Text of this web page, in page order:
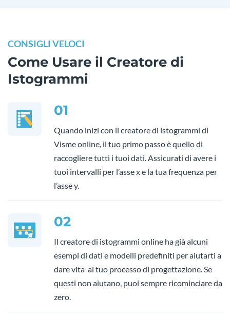
CONSIGLI VELOCI
Come Usare il Creatore di
Istogrammi
01
Quando inizi con il creatore di istogrammi di
Visme online, il tuo primo passo è quello di
raccogliere tutti i tuoi dati. Assicurati di avere i
tuoi intervalli per l’asse x e la tua frequenza per
l’asse y.
02
Il creatore di istogrammi online ha già alcuni
esempi di dati e modelli predefiniti per aiutarti a
dare vita al tuo processo di progettazione. Se
questi non aiutano, puoi sempre ricominciare da
zero.